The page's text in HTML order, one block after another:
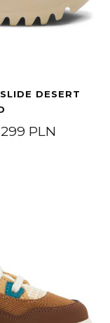
PLN
DESERT
PLN